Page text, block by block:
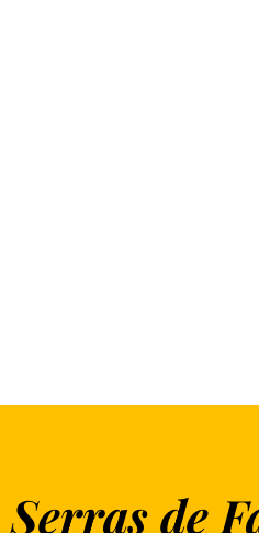
de